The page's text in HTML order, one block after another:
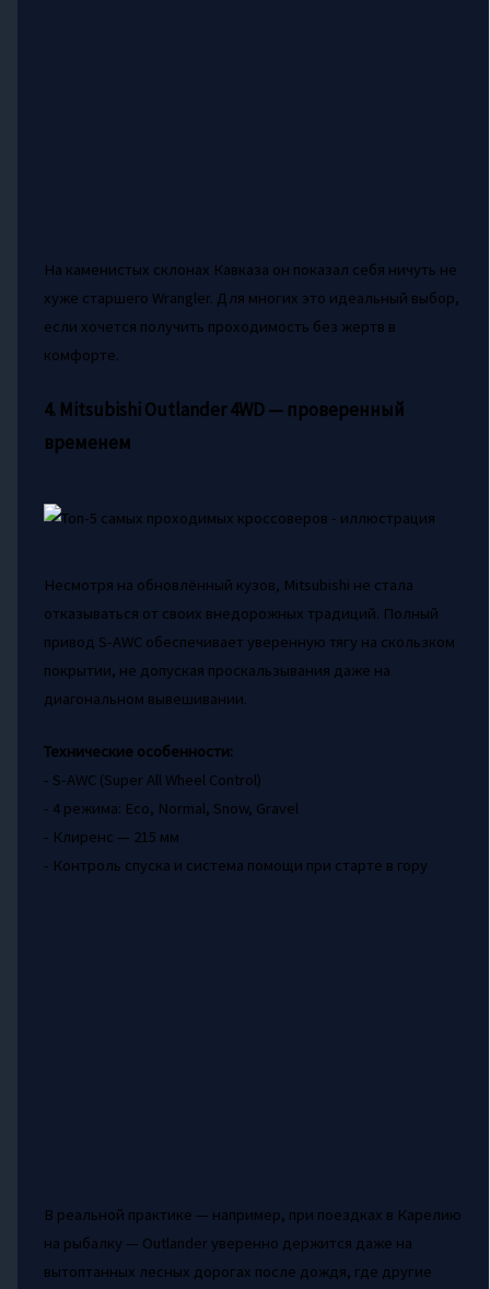
На каменистых склонах Кавказа он показал себя ничуть не
хуже старшего Wrangler. Для многих это идеальный выбор,
если хочется получить проходимость без жертв в
комфорте.
4. Mitsubishi Outlander 4WD — проверенный
временем
Несмотря на обновлённый кузов, Mitsubishi не стала
отказываться от своих внедорожных традиций. Полный
привод S-AWC обеспечивает уверенную тягу на скользком
покрытии, не допуская проскальзывания даже на
диагональном вывешивании.
Технические особенности:
- S-AWC (Super All Wheel Control)
- 4 режима: Eco, Normal, Snow, Gravel
- Клиренс — 215 мм
- Контроль спуска и система помощи при старте в гору
В реальной практике — например, при поездках в Карелию
на рыбалку — Outlander уверенно держится даже на
вытоптанных лесных дорогах после дождя, где другие